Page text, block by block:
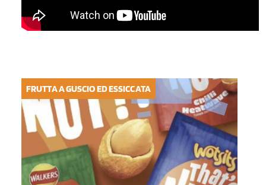
FRUTTA A GUSCIO ED ESSICCATA